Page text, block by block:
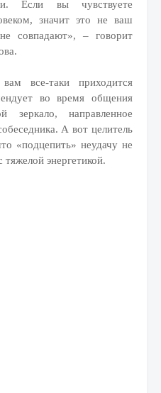
Если вы чувствуете
значит это не ваш
совпадают», – говорит
все-таки приходится
во время общения
зеркало, направленное
А вот целитель
«подцепить» неудачу не
энергетикой.